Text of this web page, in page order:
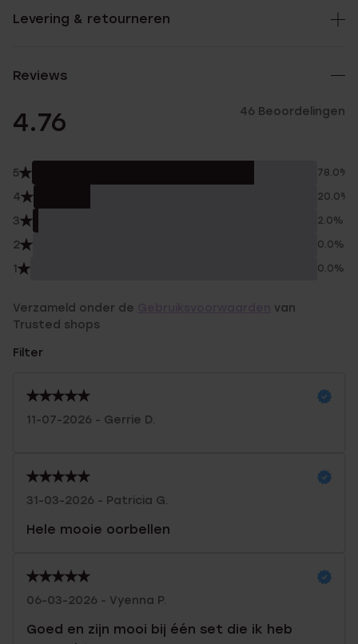
Levering & retourneren
Reviews
4.76 46 Beoordelingen
5 78.0%
4 20.0%
3 2.0%
2 0.0%
1 0.0%
Verzameld onder de
van
Trusted shops
Filter
11-07-2026 - Gerrie D.
31-03-2026 - Patricia G.
Hele mooie oorbellen
06-03-2026 - Vyenna P.
Goed en zijn mooi bij één set die ik heb